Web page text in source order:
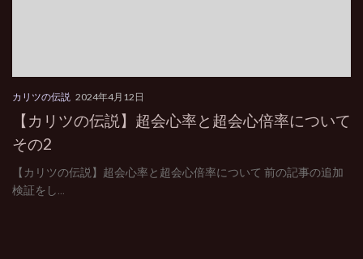
カリツの伝説 2024年4月12日
【カリツの伝説】超会心率と超会心倍率について
その2
【カリツの伝説】超会心率と超会心倍率について 前の記事の追加
検証をし...